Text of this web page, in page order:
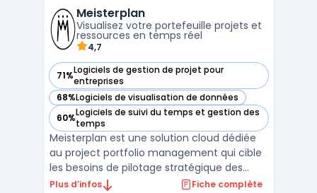
maintenance confrontés à la multiplic ...
Meisterplan
Visualisez votre portefeuille projets et
ressources en temps réel
4,7
71%Logiciels de gestion de projet pour
entreprises
— voir Meisterplan dans cette catégorie
68%Logiciels de visualisation de données
— voir Meisterplan dans cette catégorie
60%Logiciels de suivi du temps et gestion des
temps
— voir Meisterplan dans cette catégorie
Meisterplan est une solution cloud dédiée
au project portfolio management qui cible
les besoins de pilotage stratégique des
portefeuilles projets et de gestion des
Plus d’infos Fiche complète